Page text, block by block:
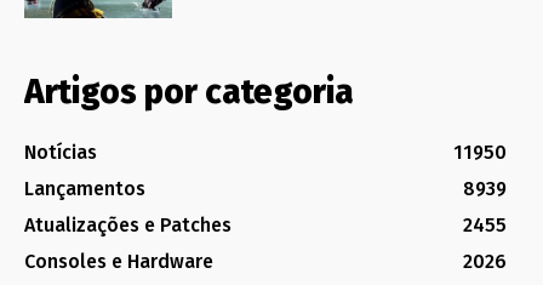
Artigos por categoria
Notícias
11950
Lançamentos
8939
Atualizações e Patches
2455
Consoles e Hardware
2026